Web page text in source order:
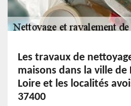
Les travaux de
maisons dans la ville de
Loire et les localités
37400